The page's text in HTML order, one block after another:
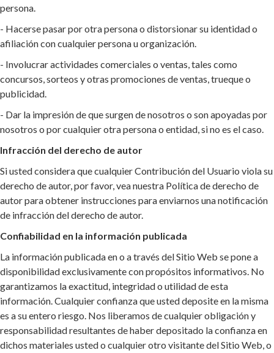
persona.
- Hacerse pasar por otra persona o distorsionar su identidad o
afiliación con cualquier persona u organización.
- Involucrar actividades comerciales o ventas, tales como
concursos, sorteos y otras promociones de ventas, trueque o
publicidad.
- Dar la impresión de que surgen de nosotros o son apoyadas por
nosotros o por cualquier otra persona o entidad, si no es el caso.
Infracción del derecho de autor
Si usted considera que cualquier Contribución del Usuario viola su
derecho de autor, por favor, vea nuestra Política de derecho de
autor para obtener instrucciones para enviarnos una notificación
de infracción del derecho de autor.
Confiabilidad en la información publicada
La información publicada en o a través del Sitio Web se pone a
disponibilidad exclusivamente con propósitos informativos. No
garantizamos la exactitud, integridad o utilidad de esta
información. Cualquier confianza que usted deposite en la misma
es a su entero riesgo. Nos liberamos de cualquier obligación y
responsabilidad resultantes de haber depositado la confianza en
dichos materiales usted o cualquier otro visitante del Sitio Web, o